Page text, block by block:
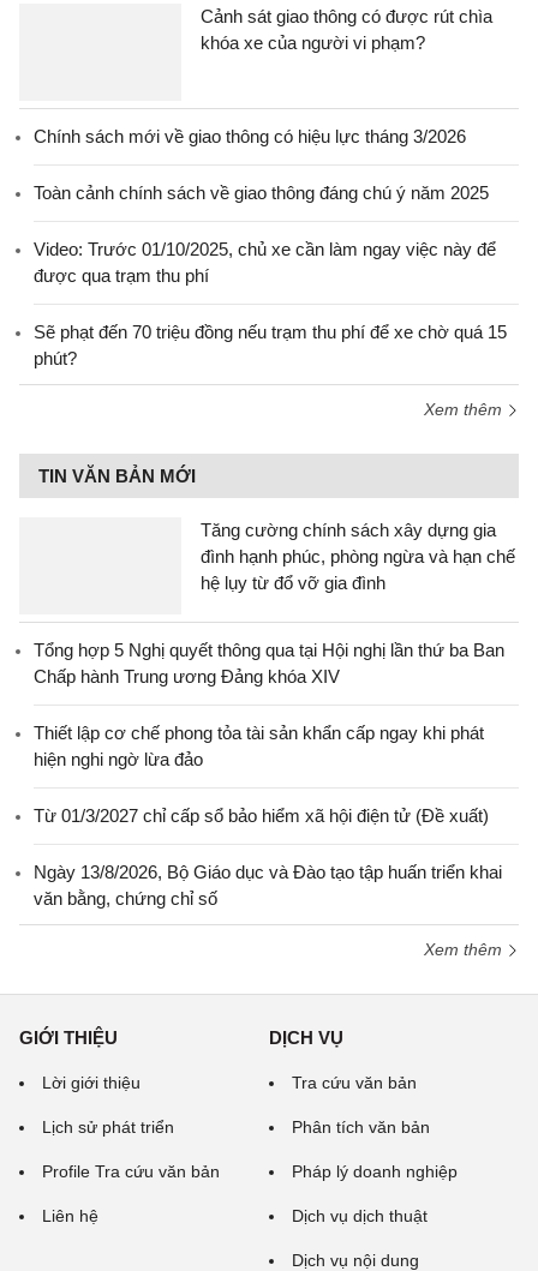
Cảnh sát giao thông có được rút chìa
khóa xe của người vi phạm?
Chính sách mới về giao thông có hiệu lực tháng 3/2026
Toàn cảnh chính sách về giao thông đáng chú ý năm 2025
Video: Trước 01/10/2025, chủ xe cần làm ngay việc này để
được qua trạm thu phí
Sẽ phạt đến 70 triệu đồng nếu trạm thu phí để xe chờ quá 15
phút?
Xem thêm
TIN VĂN BẢN MỚI
Tăng cường chính sách xây dựng gia
đình hạnh phúc, phòng ngừa và hạn chế
hệ lụy từ đổ vỡ gia đình
Tổng hợp 5 Nghị quyết thông qua tại Hội nghị lần thứ ba Ban
Chấp hành Trung ương Đảng khóa XIV
Thiết lập cơ chế phong tỏa tài sản khẩn cấp ngay khi phát
hiện nghi ngờ lừa đảo
Từ 01/3/2027 chỉ cấp sổ bảo hiểm xã hội điện tử (Đề xuất)
Ngày 13/8/2026, Bộ Giáo dục và Đào tạo tập huấn triển khai
văn bằng, chứng chỉ số
Xem thêm
GIỚI THIỆU
Lời giới thiệu
Lịch sử phát triển
Profile Tra cứu văn bản
Liên hệ
DỊCH VỤ
Tra cứu văn bản
Phân tích văn bản
Pháp lý doanh nghiệp
Dịch vụ dịch thuật
Dịch vụ nội dung